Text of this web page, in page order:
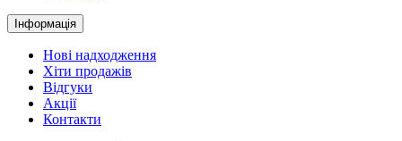
Інформація
Нові надходження
Хіти продажів
Відгуки
Акції
Контакти